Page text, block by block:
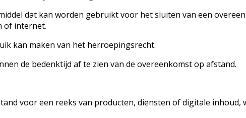
dat kan worden gebruikt voor het sluiten van een
of internet.
kan maken van het herroepingsrecht.
de bedenktijd af te zien van de overeenkomst op afstand.
voor een reeks van producten, diensten of digitale inhoud,